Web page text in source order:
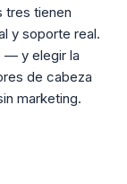
tres tienen
y soporte real.
— y elegir la
de cabeza
marketing.